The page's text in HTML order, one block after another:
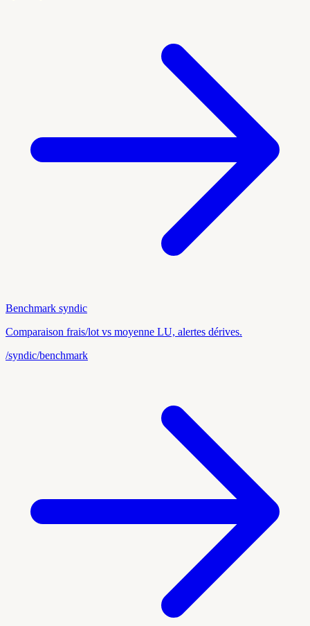
Benchmark syndic
Comparaison frais/lot vs moyenne LU, alertes dérives.
/syndic/benchmark